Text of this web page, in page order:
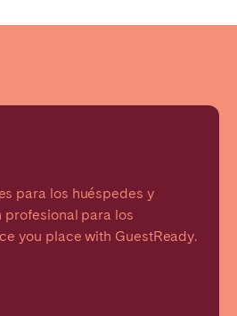
para los huéspedes y
profesional para los
you place with GuestReady.